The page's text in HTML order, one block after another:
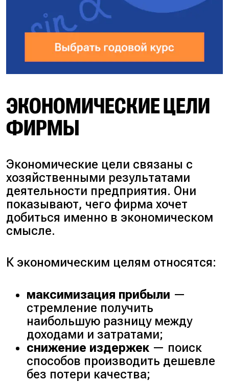
ЭКОНОМИЧЕСКИЕ ЦЕЛИ
ФИРМЫ
Экономические цели связаны с
хозяйственными результатами
деятельности предприятия. Они
показывают, чего фирма хочет
добиться именно в экономическом
смысле.
К экономическим целям относятся:
максимизация прибыли —
стремление получить
наибольшую разницу между
доходами и затратами;
снижение издержек — поиск
способов производить дешевле
без потери качества;